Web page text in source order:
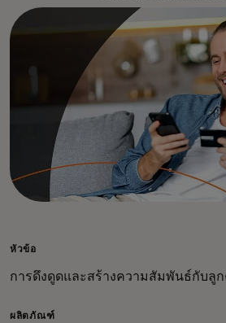
หัวข้อ
การดึงดูดและสร้างความสัมพันธ์กับลู
ผลิตภัณฑ์